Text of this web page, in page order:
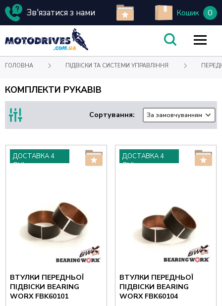
Зв'язатися з нами Кошик 0
ГОЛОВНА ПІДВІСКИ ТА СИСТЕМИ УПРАВЛІННЯ
КОМПЛЕКТИ РУКАВІВ
Сортування: За замовчуванням
ДОСТАВКА 4
ДНІ
ВТУЛКИ ПЕРЕДНЬОЇ
ПІДВІСКИ BEARING
WORX FBK60101
ДОСТАВКА 4
ДНІ
ВТУЛКИ ПЕРЕДНЬОЇ
ПІДВІСКИ BEARING
WORX FBK60104